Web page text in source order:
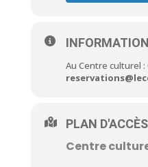
Au Centre culturel :
PLAN D'ACCÈS
Centre